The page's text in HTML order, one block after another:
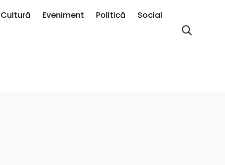
Cultură Eveniment Politică
Social